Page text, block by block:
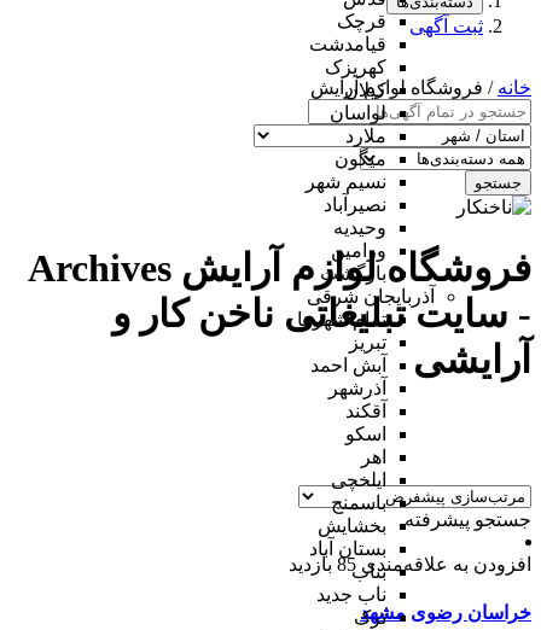
قرچک
قیامدشت
کهریزک
کیلان
لواسان
ملارد
میگون
نسیم شهر
نصیرآباد
وحیدیه
ورامین
بازگشت
آذربایجان شرقی
تمام شهر‌ها
تبریز
آبش احمد
آذرشهر
آقکند
اسکو
اهر
ایلخچی
باسمنج
بخشایش
بستان آباد
بناب
ناب جدید
ترک
ثبت آگهی
خانه / فروشگاه لوازم آرایش
جستجو
فروشگاه لوازم آرایش Archives
- سایت تبلیغاتی ناخن کار و
آرایشی
جستجو پیشرفته
افزودن به علاقه‌مندی 85 بازدید
خراسان رضوی مشهد